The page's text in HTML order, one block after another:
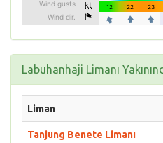
Labuhanhaji Limanı
Liman
Tanjung Benete Limanı